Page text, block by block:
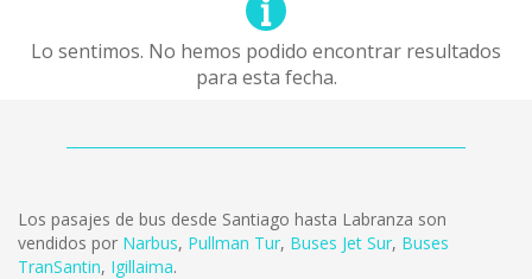
Lo sentimos. No hemos podido encontrar resultados
para esta fecha.
Los pasajes de bus desde Santiago hasta Labranza son
vendidos por Narbus, Pullman Tur, Buses Jet Sur, Buses
TranSantin, Igillaima.